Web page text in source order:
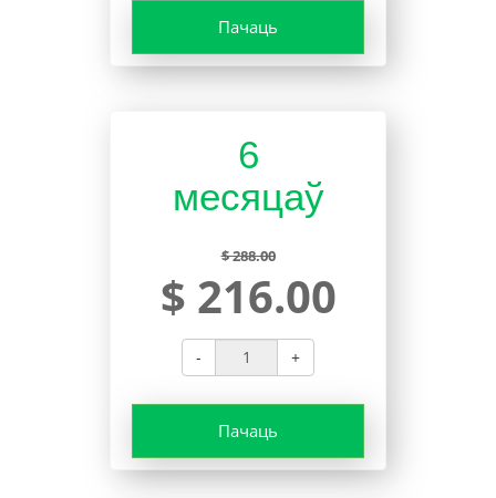
Пачаць
6
месяцаў
$ 288.00
$ 216.00
- +
Пачаць